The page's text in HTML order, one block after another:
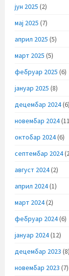
јун 2025 (2)
мај 2025 (7)
април 2025 (5)
март 2025 (5)
фебруар 2025 (6)
јануар 2025 (8)
децембар 2024(6)
новембар 2024
октобар 2024(6)
септембар 2024
август 2024(2)
април 2024(1)
март 2024(2)
фебруар 2024(6)
јануар 2024(12)
децембар 2023 (8)
новембар 2023 (7)